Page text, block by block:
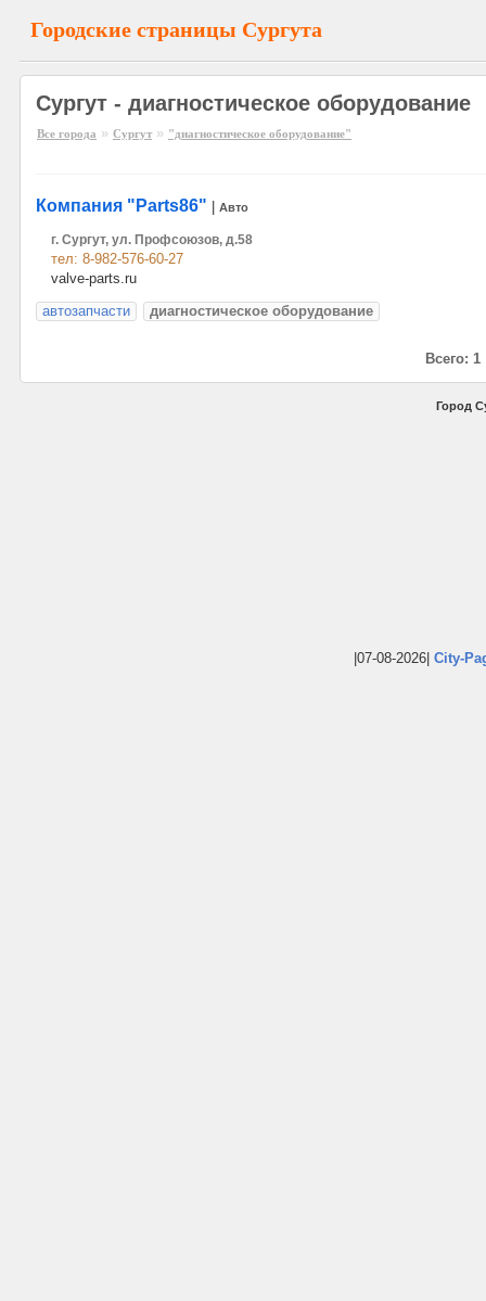
Городские страницы Сургута
Сургут - диагностическое оборудование
Все города » Сургут » "диагностическое оборудование"
Компания "Parts86" Авто
г. Сургут, ул. Профсоюзов, д.58
тел: 8-982-576-60-27
valve-parts.ru
автозапчасти
диагностическое оборудование
Всего: 1
Город
|07-08-2026| City-